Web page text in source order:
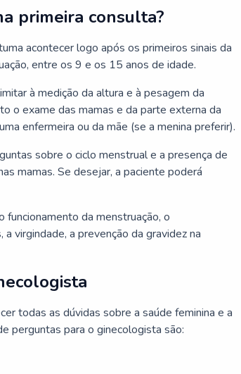
primeira consulta?
acontecer logo após os primeiros sinais da
entre os 9 e os 15 anos de idade.
à medição da altura e à pesagem da
o exame das mamas e da parte externa da
enfermeira ou da mãe (se a menina preferir).
sobre o ciclo menstrual e a presença de
mamas. Se desejar, a paciente poderá
da menstruação, o
virgindade, a prevenção da gravidez na
todas as dúvidas sobre a saúde feminina e a
perguntas para o ginecologista são: